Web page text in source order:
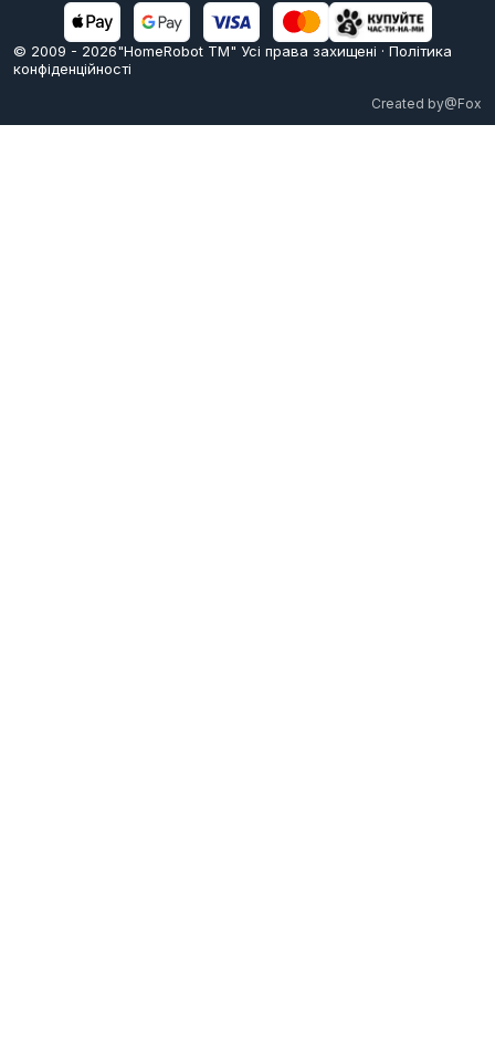
© 2009 - 2026"HomeRobot ТМ" Усi права захищені · Політика
конфіденційності
Created by@Fox